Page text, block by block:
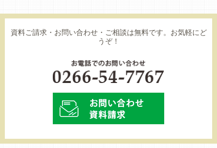
資料ご請求・お問い合わせ・ご相談は無料です。お気軽にど
うぞ！